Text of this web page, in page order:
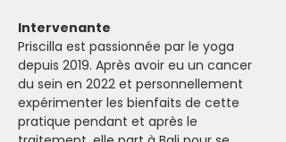
Intervenante
Priscilla est passionnée par le yoga
depuis 2019. Après avoir eu un cancer
du sein en 2022 et personnellement
expérimenter les bienfaits de cette
pratique pendant et après le